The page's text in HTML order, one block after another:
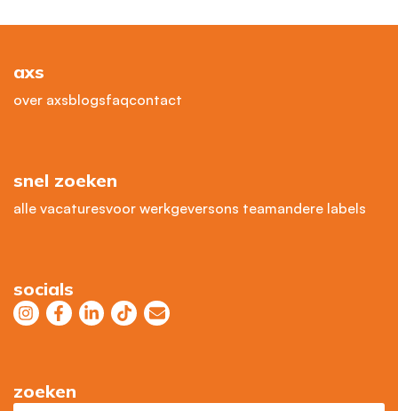
axs
over axsblogsfaqcontact
snel zoeken
alle vacaturesvoor werkgeversons teamandere labels
socials
zoeken